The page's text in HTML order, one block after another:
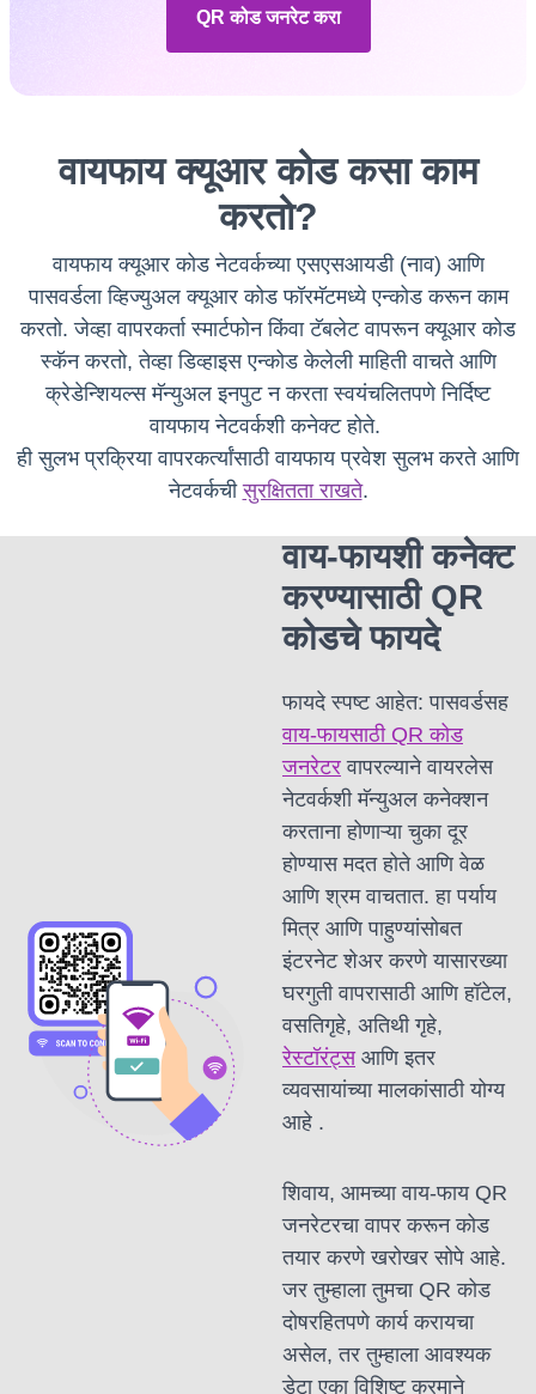
QR कोड जनरेट करा
वायफाय क्यूआर कोड कसा काम
करतो?
वायफाय क्यूआर कोड नेटवर्कच्या एसएसआयडी (नाव) आणि
पासवर्डला व्हिज्युअल क्यूआर कोड फॉरमॅटमध्ये एन्कोड करून काम
करतो. जेव्हा वापरकर्ता स्मार्टफोन किंवा टॅबलेट वापरून क्यूआर कोड
स्कॅन करतो, तेव्हा डिव्हाइस एन्कोड केलेली माहिती वाचते आणि
क्रेडेन्शियल्स मॅन्युअल इनपुट न करता स्वयंचलितपणे निर्दिष्ट
वायफाय नेटवर्कशी कनेक्ट होते.
ही सुलभ प्रक्रिया वापरकर्त्यांसाठी वायफाय प्रवेश सुलभ करते आणि
नेटवर्कचीसुरक्षितता राखते.
वाय-फायशी कनेक्ट
करण्यासाठी QR
कोडचे फायदे
फायदे स्पष्ट आहेत: पासवर्डसह
वाय-फायसाठी QR कोड
जनरेटर वापरल्याने वायरलेस
नेटवर्कशी मॅन्युअल कनेक्शन
करताना होणाऱ्या चुका दूर
होण्यास मदत होते आणि वेळ
आणि श्रम वाचतात. हा पर्याय
मित्र आणि पाहुण्यांसोबत
इंटरनेट शेअर करणे यासारख्या
घरगुती वापरासाठी आणि हॉटेल,
वसतिगृहे, अतिथी गृहे,
रेस्टॉरंट्सआणि इतर
व्यवसायांच्यामालकांसाठी योग्य
आहे .
शिवाय, आमच्या वाय-फाय QR
जनरेटरचा वापर करून कोड
तयार करणे खरोखर सोपे आहे.
जर तुम्हाला तुमचा QR कोड
दोषरहितपणे कार्य करायचा
असेल, तर तुम्हाला आवश्यक
डेटा एका विशिष्ट क्रमाने